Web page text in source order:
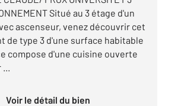
Situé au 3 étage d'un
ascenseur, venez découvrir cet
de type 3 d'une surface habitable
compose d'une cuisine ouverte
Voir le détail du bien